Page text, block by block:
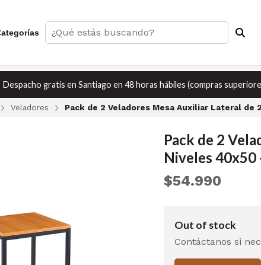
Despacho gratis en Santiago en 48 horas hábiles (compras
Veladores Pack de 2 Veladores Mesa Auxiliar Lateral de
Pack de 2
Niveles 40x50
$54.990
Out of stock
Contáctanos si